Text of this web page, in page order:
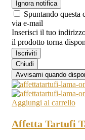
Ignora notifica
Spuntando questa
via e-mail
Inserisci il tuo
il prodotto torna
Iscriviti
Chiudi
Avvisami quando
Aggiungi al carrello
Affetta Tartufi